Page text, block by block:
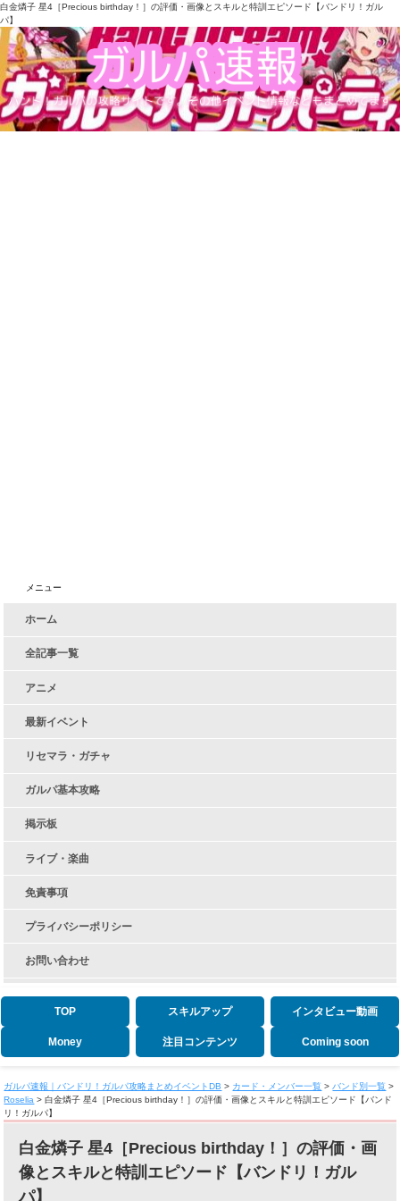
白金燐子 星4［Precious birthday！］の評価・画像とスキルと特訓エピソード【バンドリ！ガル
パ】
メニュー
ホーム
全記事一覧
アニメ
最新イベント
リセマラ・ガチャ
ガルパ基本攻略
掲示板
ライブ・楽曲
免責事項
プライバシーポリシー
お問い合わせ
TOP スキルアップ インタビュー動画
Money 注目コンテンツ Coming soon
ガルパ速報｜バンドリ！ガルパ攻略まとめイベントDB > カード・メンバー一覧 > バンド別一覧 >
Roselia >白金燐子 星4［Precious birthday！］の評価・画像とスキルと特訓エピソード【バンド
リ！ガルパ】
白金燐子 星4［Precious birthday！］の評価・画
像とスキルと特訓エピソード【バンドリ！ガル
パ】